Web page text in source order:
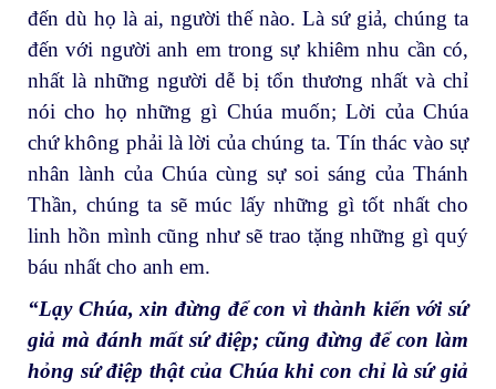
đến dù họ là ai, người thế nào. Là sứ giả, chúng ta
đến với người anh em trong sự khiêm nhu cần có,
nhất là những người dễ bị tổn thương nhất và chỉ
nói cho họ những gì Chúa muốn; Lời của Chúa
chứ không phải là lời của chúng ta. Tín thác vào sự
nhân lành của Chúa cùng sự soi sáng của Thánh
Thần, chúng ta sẽ múc lấy những gì tốt nhất cho
linh hồn mình cũng như sẽ trao tặng những gì quý
báu nhất cho anh em.
“Lạy Chúa, xin đừng để con vì thành kiến với sứ
giả mà đánh mất sứ điệp; cũng đừng để con làm
hỏng sứ điệp thật của Chúa khi con chỉ là sứ giả